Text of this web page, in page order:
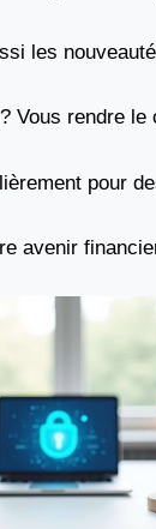
les
Vous rendre
pour
avenir